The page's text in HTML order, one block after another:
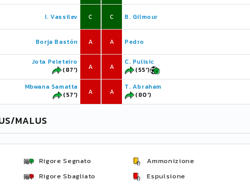
I. Vassilev C
Borja Bastón A
Jota Peleteiro
(87')
A
Mbwana Samatta
(57')
A
C B. Gilmour
A Pedro
A
C. Pulisic
(55')
A
T. Abraham
(80')
MALUS
Rigore Segnato
Rigore Sbagliato
Ammonizione
Espulsione